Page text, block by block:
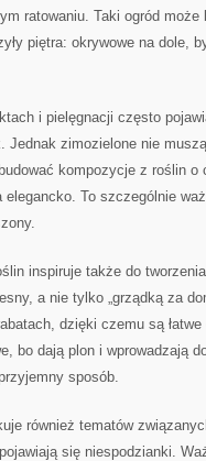
ratowaniu. Taki ogród
piętra: okrywowe na dole,
i pielęgnacji często
Jednak zimozielone nie
kompozycje z roślin
elegancko. To szczególnie
inspiruje także do
a nie tylko „grządką za
dzięki czemu są
bo dają plon i wprowadzają
sposób.
również tematów
się niespodzianki.